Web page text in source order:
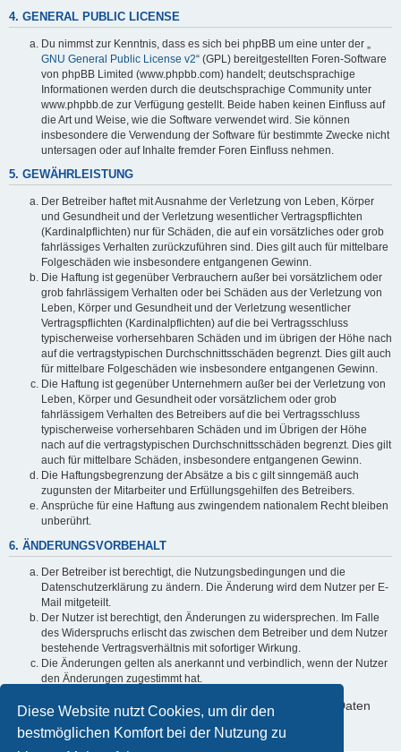
Diese Website nutzt Cookies, um dir den
bestmöglichen Komfort bei der Nutzung zu
4. GENERAL PUBLIC LICENSE
Du nimmst zur Kenntnis, dass es sich bei phpBB um eine unter der „
GNU General Public License v2“ (GPL) bereitgestellten Foren-Software
von phpBB Limited (www.phpbb.com) handelt; deutschsprachige
Informationen werden durch die deutschsprachige Community unter
www.phpbb.de zur Verfügung gestellt. Beide haben keinen Einfluss auf
die Art und Weise, wie die Software verwendet wird. Sie können
insbesondere die Verwendung der Software für bestimmte Zwecke nicht
untersagen oder auf Inhalte fremder Foren Einfluss nehmen.
5. GEWÄHRLEISTUNG
Der Betreiber haftet mit Ausnahme der Verletzung von Leben, Körper
und Gesundheit und der Verletzung wesentlicher Vertragspflichten
(Kardinalpflichten) nur für Schäden, die auf ein vorsätzliches oder grob
fahrlässiges Verhalten zurückzuführen sind. Dies gilt auch für mittelbare
Folgeschäden wie insbesondere entgangenen Gewinn.
Die Haftung ist gegenüber Verbrauchern außer bei vorsätzlichem oder
grob fahrlässigem Verhalten oder bei Schäden aus der Verletzung von
Leben, Körper und Gesundheit und der Verletzung wesentlicher
Vertragspflichten (Kardinalpflichten) auf die bei Vertragsschluss
typischerweise vorhersehbaren Schäden und im übrigen der Höhe nach
auf die vertragstypischen Durchschnittsschäden begrenzt. Dies gilt auch
für mittelbare Folgeschäden wie insbesondere entgangenen Gewinn.
Die Haftung ist gegenüber Unternehmern außer bei der Verletzung von
Leben, Körper und Gesundheit oder vorsätzlichem oder grob
fahrlässigem Verhalten des Betreibers auf die bei Vertragsschluss
typischerweise vorhersehbaren Schäden und im Übrigen der Höhe
nach auf die vertragstypischen Durchschnittsschäden begrenzt. Dies gilt
auch für mittelbare Schäden, insbesondere entgangenen Gewinn.
Die Haftungsbegrenzung der Absätze a bis c gilt sinngemäß auch
zugunsten der Mitarbeiter und Erfüllungsgehilfen des Betreibers.
Ansprüche für eine Haftung aus zwingendem nationalem Recht bleiben
unberührt.
6. ÄNDERUNGSVORBEHALT
Der Betreiber ist berechtigt, die Nutzungsbedingungen und die
Datenschutzerklärung zu ändern. Die Änderung wird dem Nutzer per E-
Mail mitgeteilt.
Der Nutzer ist berechtigt, den Änderungen zu widersprechen. Im Falle
des Widerspruchs erlischt das zwischen dem Betreiber und dem Nutzer
bestehende Vertragsverhältnis mit sofortiger Wirkung.
Die Änderungen gelten als anerkannt und verbindlich, wenn der Nutzer
den Änderungen zugestimmt hat.
Informationen über den Umgang mit deinen persönlichen Daten
sind in der Datenschutzerklärung enthalten.